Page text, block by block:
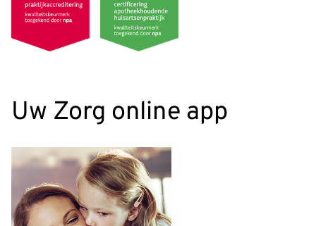
Uw Zorg online app